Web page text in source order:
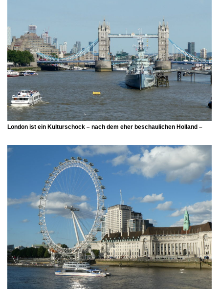
London ist ein Kulturschock – nach dem eher beschaulichen Holland –